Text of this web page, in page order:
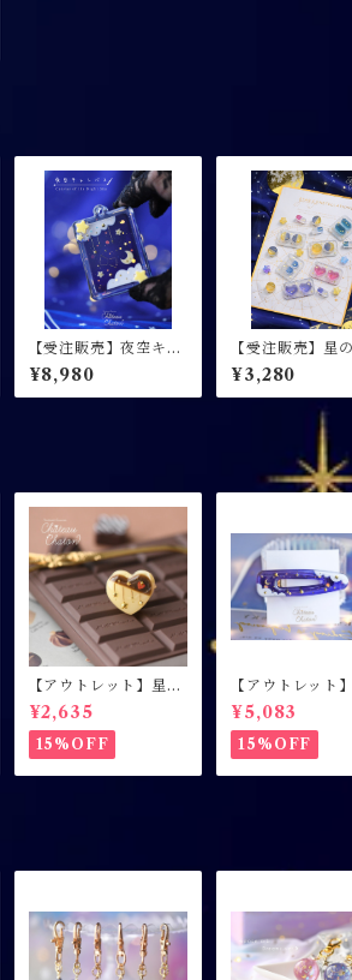
【受注販売】夜空キャ
ンバス / キーホルダー
¥8,980
【受注販売】星
箋 / おくすりキーホル
ダー
¥3,280
【アウトレット】星屑
パティスリー / 指輪 /
カスタードプリン×ハ
ート
¥2,635
15%OFF
【アウトレット
色ヘアクリップ /
用
¥5,083
15%OFF